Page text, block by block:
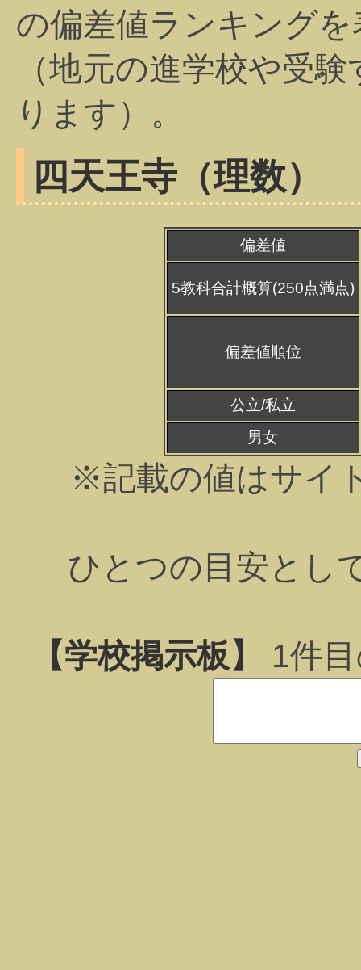
の偏差値ランキング
（地元の進学校や受
ります）。
四天王寺（理数）
偏差値
5教科合計概算(250点満点)
偏差値順位
公立/私立
男女
※記載の値はサイ
ひとつの目安とし
【学校掲示板】 1件